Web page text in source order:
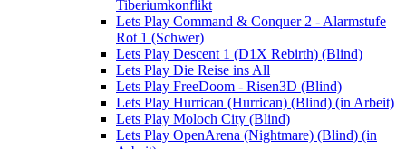
Tiberiumkonflikt
Lets Play Command & Conquer 2 - Alarmstufe
Rot 1 (Schwer)
Lets Play Descent 1 (D1X Rebirth) (Blind)
Lets Play Die Reise ins All
Lets Play FreeDoom - Risen3D (Blind)
Lets Play Hurrican (Hurrican) (Blind) (in Arbeit)
Lets Play Moloch City (Blind)
Lets Play OpenArena (Nightmare) (Blind) (in